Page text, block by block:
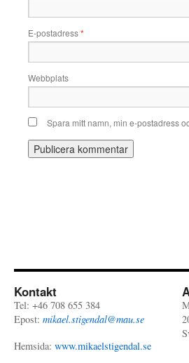
E-postadress*
Webbplats
Spara mitt namn, min e-postadress
Kontakt
Tel: +46 708 655 384
Epost: mikael.stigendal@mau.se
Hemsida: www.mikaelstigendal.se